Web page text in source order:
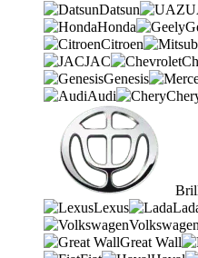
Datsun
Honda
Citroen
JAC
Genesis
Audi
Lexus
Volkswagen
Great Wall